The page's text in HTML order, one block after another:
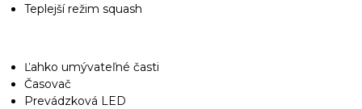
Teplejší režim squash
Ľahko umývateľné časti
Časovač
Prevádzková LED